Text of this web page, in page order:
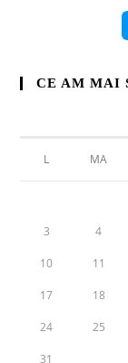
CE AM MAI
L MA
3 4
10 11
17 18
24 25
31